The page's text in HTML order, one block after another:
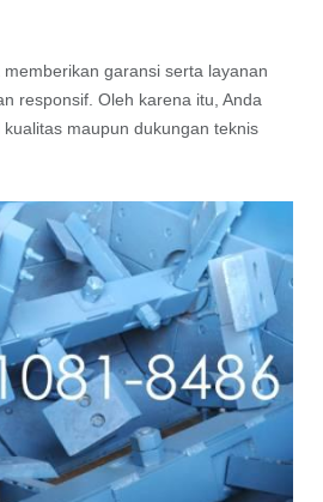
garansi serta layanan
responsif. Oleh karena itu, Anda
maupun dukungan teknis